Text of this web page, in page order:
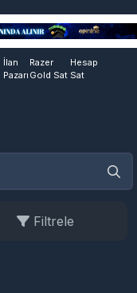
İlan
Pazarı
Razer
Gold Sat
Hesap
Sat
Filtrele